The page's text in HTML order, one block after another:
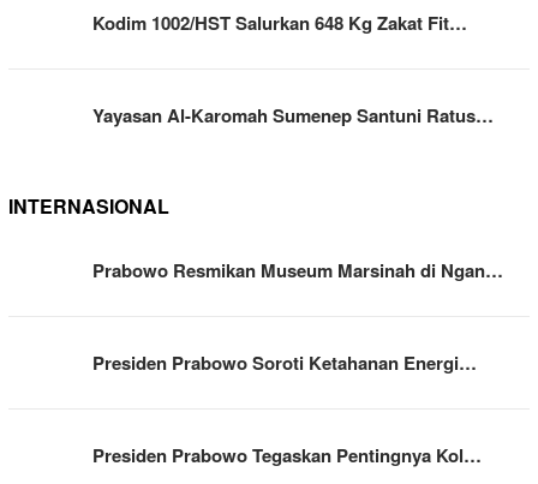
Kodim 1002/HST Salurkan 648 Kg Zakat Fit…
Yayasan Al-Karomah Sumenep Santuni Ratus…
INTERNASIONAL
Prabowo Resmikan Museum Marsinah di Ngan…
Presiden Prabowo Soroti Ketahanan Energi…
Presiden Prabowo Tegaskan Pentingnya Kol…